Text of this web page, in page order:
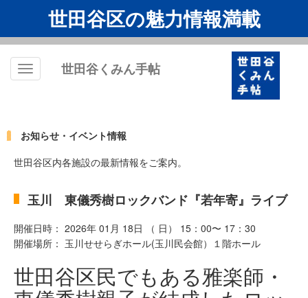
世田谷区の魅力情報満載
Toggle
世田谷くみん手帖
お知らせ・イベント情報
世田谷区内各施設の最新情報をご案内。
玉川 東儀秀樹ロックバンド『若年寄』ライブ
開催日時： 2026年 01月 18日 （ 日） 15：00〜 17：30
開催場所： 玉川せせらぎホール(玉川民会館）１階ホール
世田谷区民でもある雅楽師・